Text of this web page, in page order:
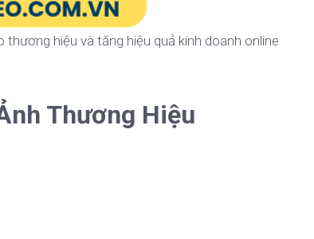
hiệu và tăng hiệu quả kinh doanh online
Thương Hiệu